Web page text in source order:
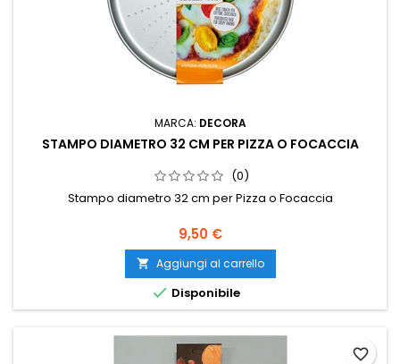
MARCA: DECORA
STAMPO DIAMETRO 32 CM PER PIZZA O FOCACCIA
(0)
Stampo diametro 32 cm per Pizza o Focaccia
Prezzo
9,50 €
 Aggiungi al carrello
 Disponibile
favorite_border